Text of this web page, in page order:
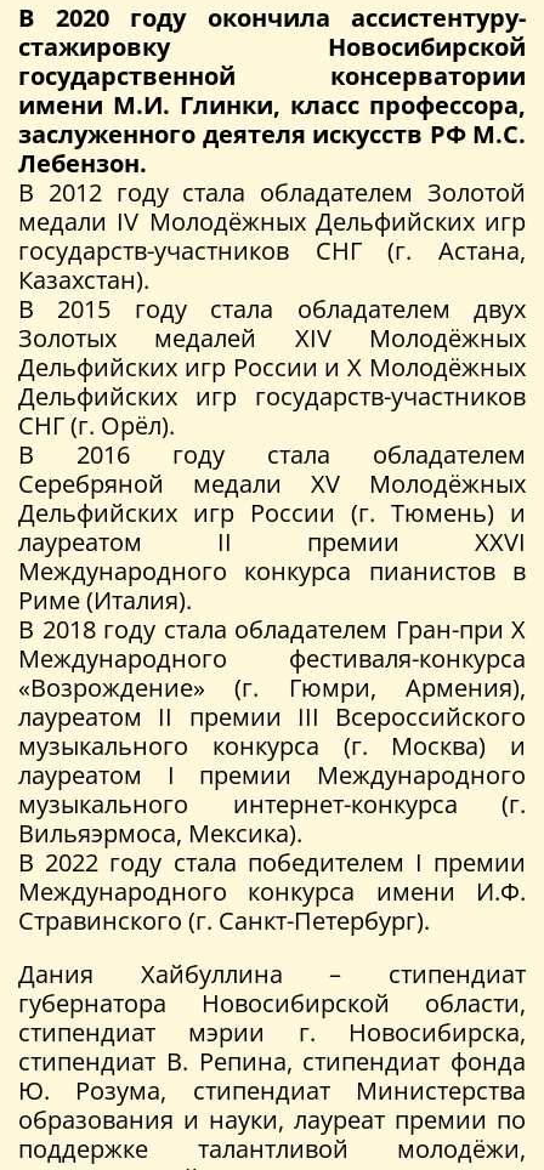
В 2020 году окончила ассистентуру-
стажировку Новосибирской
государственной консерватории
имени М.И. Глинки, класс профессора,
заслуженного деятеля искусств РФ М.С.
Лебензон.
В 2012 году стала обладателем Золотой
медали IV Молодёжных Дельфийских игр
государств-участников СНГ (г. Астана,
Казахстан).
В 2015 году стала обладателем двух
Золотых медалей XIV Молодёжных
Дельфийских игр России и X Молодёжных
Дельфийских игр государств-участников
СНГ (г. Орёл).
В 2016 году стала обладателем
Серебряной медали XV Молодёжных
Дельфийских игр России (г. Тюмень) и
лауреатом II премии XXVI
Международного конкурса пианистов в
Риме (Италия).
В 2018 году стала обладателем Гран-при X
Международного фестиваля-конкурса
«Возрождение» (г. Гюмри, Армения),
лауреатом II премии III Всероссийского
музыкального конкурса (г. Москва) и
лауреатом I премии Международного
музыкального интернет-конкурса (г.
Вильяэрмоса, Мексика).
В 2022 году стала победителем I премии
Международного конкурса имени И.Ф.
Стравинского (г. Санкт-Петербург).
Дания Хайбуллина – стипендиат
губернатора Новосибирской области,
стипендиат мэрии г. Новосибирска,
стипендиат В. Репина, стипендиат фонда
Ю. Розума, стипендиат Министерства
образования и науки, лауреат премии по
поддержке талантливой молодёжи,